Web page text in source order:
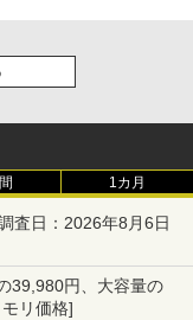
1カ月
査日：2026年8月6日
39,980円、大容量の
モリ価格]